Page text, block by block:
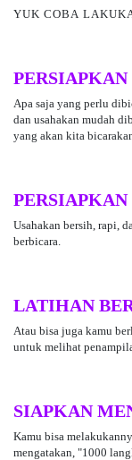
YUK COBA
PERSIAPKAN
Apa saja yang perlu
dan usahakan mudah
yang akan kita
Usahakan bersih, rapi,
berbicara.
LATIHAN
Atau bisa juga kamu
untuk melihat
SIAPKAN
Kamu bisa
mengatakan, "1000